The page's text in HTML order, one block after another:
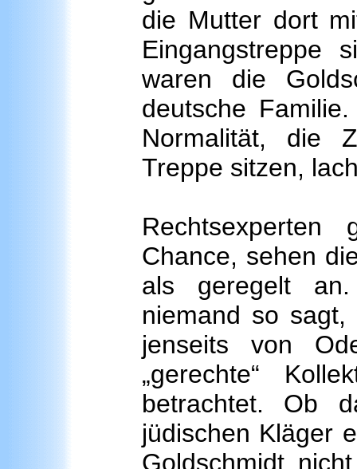
die Mutter dort
Eingangstreppe
waren die
deutsche
Normalität, die
Treppe sitzen,
Rechtsexperten
Chance, sehen
als geregelt
niemand so
jenseits von
„gerechte“
betrachtet. Ob
jüdischen Kläger
Goldschmidt